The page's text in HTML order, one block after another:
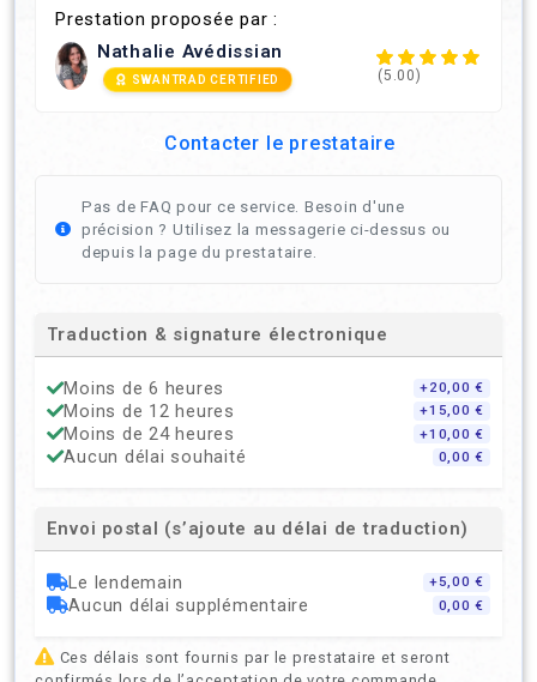
Prestation proposée par :
Nathalie Avédissian
SWANTRAD CERTIFIED (5.00)
Contacter le prestataire
Pas de FAQ pour ce service. Besoin d'une
précision ? Utilisez la messagerie ci-dessus ou
depuis la page du prestataire.
Traduction & signature électronique
Moins de 6 heures +20,00 €
Moins de 12 heures +15,00 €
Moins de 24 heures +10,00 €
Aucun délai souhaité 0,00 €
Envoi postal (s’ajoute au délai de traduction)
Le lendemain +5,00 €
Aucun délai supplémentaire 0,00 €
Ces délais sont fournis par le prestataire et seront